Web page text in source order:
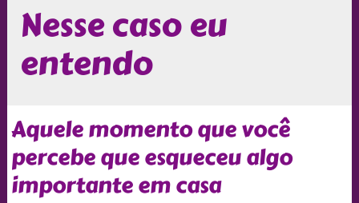
Nesse caso eu
entendo
Aquele momento que você
percebe que esqueceu algo
importante em casa